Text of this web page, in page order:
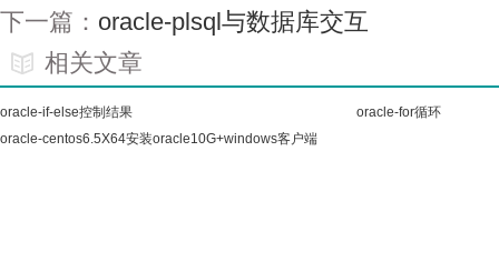
下一篇： oracle-plsql与数据库交互
相关文章
oracle-if-else控制结果
oracle-for循环
oracle-centos6.5X64安装oracle10G+windows客户端